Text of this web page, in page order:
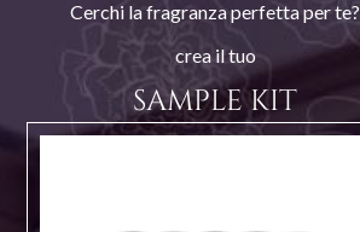
Cerchi la fragranza perfetta per te?
crea il tuo
SAMPLE KIT